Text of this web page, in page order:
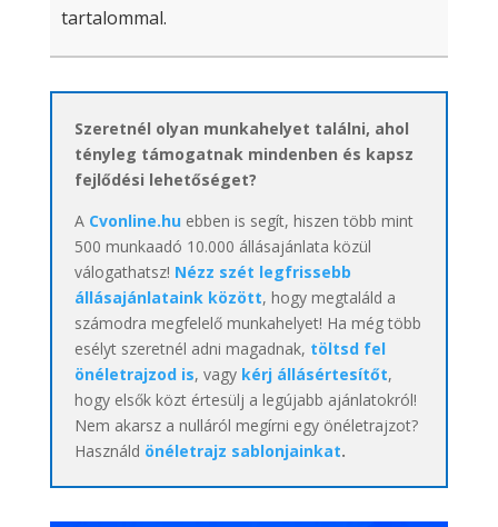
tartalommal.
Szeretnél olyan munkahelyet találni, ahol
tényleg támogatnak mindenben és kapsz
fejlődési lehetőséget?
A Cvonline.huebben is segít, hiszen több mint
500 munkaadó 10.000 állásajánlata közül
válogathatsz! Nézz szét legfrissebb
állásajánlataink között, hogy megtaláld a
számodra megfelelő munkahelyet! Ha még több
esélyt szeretnél adni magadnak, töltsd fel
önéletrajzod is, vagy kérj állásértesítőt,
hogy elsők közt értesülj a legújabb ajánlatokról!
Nem akarsz a nulláról megírni egy önéletrajzot?
Használd önéletrajz sablonjainkat.